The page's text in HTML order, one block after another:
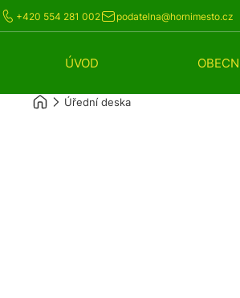
+420 554 281 002 podatelna@hornimesto.cz
ÚVOD
Úřední deska